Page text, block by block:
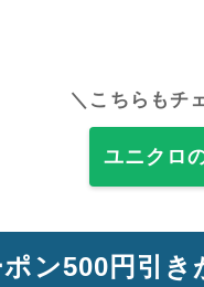
＼こちらもチ
ユニクロ
ン500円引